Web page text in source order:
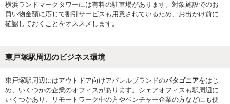
横浜ランドマークタワーには有料の駐車場があります。対象施設でのお
買い物金額に応じて割引サービスも用意されているため、お出かけ前に
確認しておくことをオススメします。
東戸塚駅周辺のビジネス環境
東戸塚駅周辺にはアウトドア向けアパレルブランドのパタゴニアをはじ
め、いくつかの企業のオフィスがあります。シェアオフィスも駅周辺に
いくつかあり、リモートワーク中の方やベンチャー企業の方などにも便